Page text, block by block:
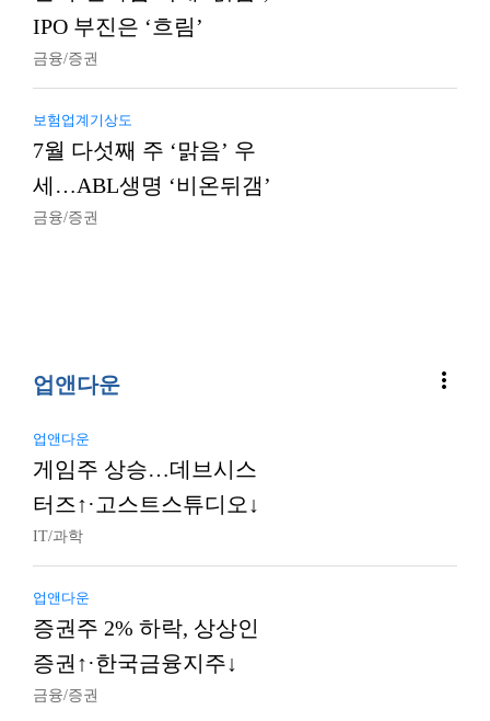
IPO 부진은 ‘흐림’
금융/증권
보험업계기상도
7월 다섯째 주 ‘맑음’ 우
세…ABL생명 ‘비온뒤갬’
금융/증권
업앤다운 more_vert
업앤다운
게임주 상승…데브시스
터즈↑·고스트스튜디오↓
IT/과학
업앤다운
증권주 2% 하락, 상상인
증권↑·한국금융지주↓
금융/증권